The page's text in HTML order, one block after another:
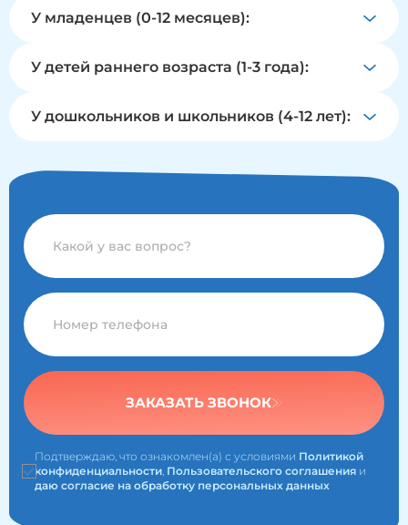
У младенцев (0-12 месяцев):
У детей раннего возраста (1-3 года):
У дошкольников и школьников (4-12 лет):
ЗАКАЗАТЬ ЗВОНОК
Подтверждаю, что ознакомлен(а) с условиями Политикой
конфиденциальности Пользовательского соглашения и
даю согласие на обработку персональных данных